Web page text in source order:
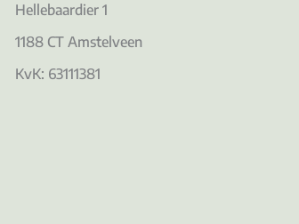
Hellebaardier 1
1188 CT Amstelveen
KvK: 63111381